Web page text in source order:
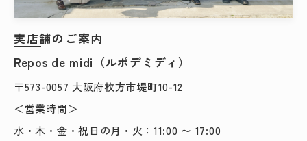
実店舗のご案内
Repos de midi（ルポデミディ）
〒573-0057 大阪府枚方市堤町10-12
＜営業時間＞
水・木・金・祝日の月・火：11:00 〜 17:00